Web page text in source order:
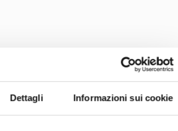
Dettagli Informazioni sui cookie